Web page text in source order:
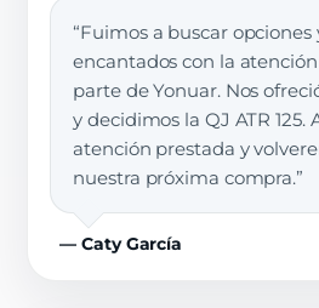
“Fuimos a buscar opciones
encantados con la
parte de Yonuar. Nos
y decidimos la QJ ATR 125.
atención prestada y
nuestra próxima compra.”
— Caty García